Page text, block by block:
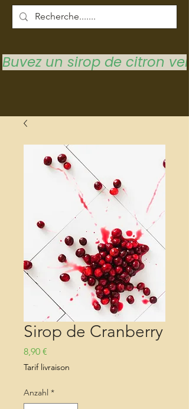
Buvez un sirop de citron
Sirop de Cranberry
8,90 €
Tarif livraison
Anzahl *